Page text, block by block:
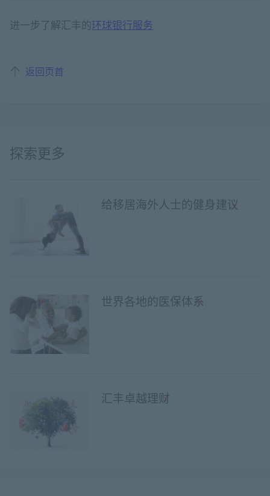
进一步了解汇丰的环球银行服务
返回页首
探索更多
给移居海外人士的健身建议
世界各地的医保体系
汇丰卓越理财